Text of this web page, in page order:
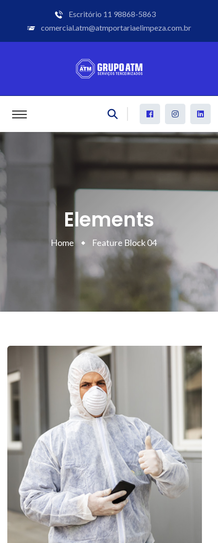
Escritório 11 98868-5863
comercial.atm@atmportariaelimpeza.com.br
Elements
Home Feature Block 04